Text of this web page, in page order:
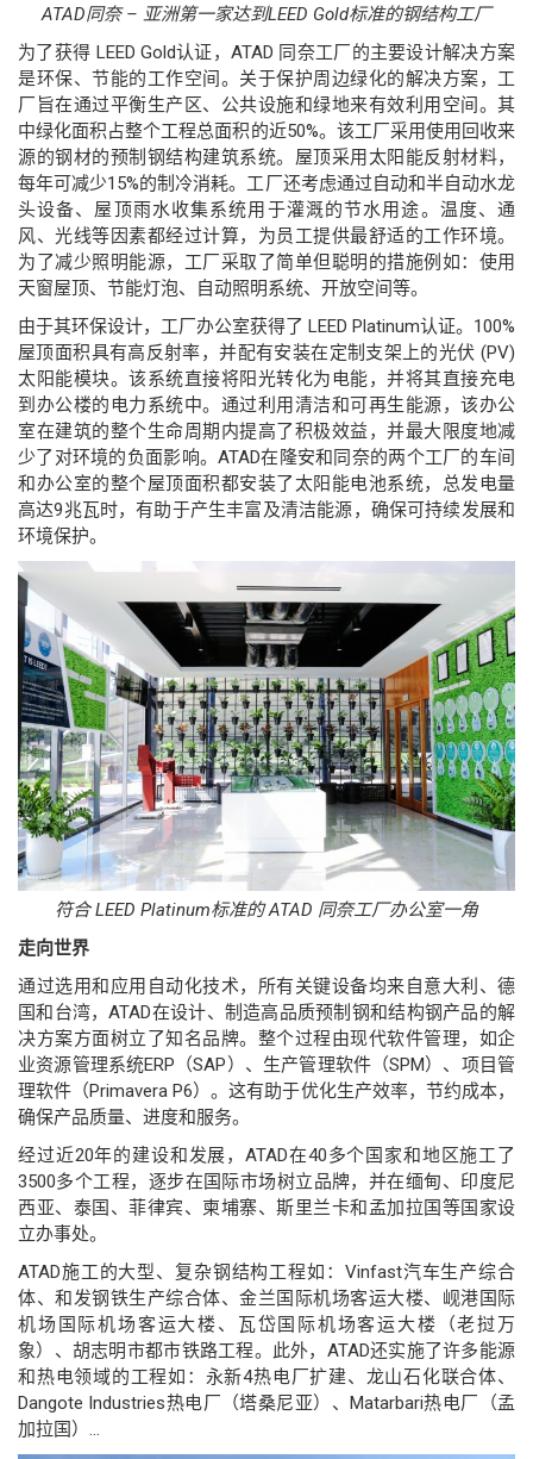
ATAD同奈 – 亚洲第一家达到LEED Gold标准的钢结构工厂
为了获得 LEED Gold认证，ATAD 同奈工厂的主要设计解决方案
是环保、节能的工作空间。关于保护周边绿化的解决方案，工
厂旨在通过平衡生产区、公共设施和绿地来有效利用空间。其
中绿化面积占整个工程总面积的近50%。该工厂采用使用回收来
源的钢材的预制钢结构建筑系统。屋顶采用太阳能反射材料，
每年可减少15%的制冷消耗。工厂还考虑通过自动和半自动水龙
头设备、屋顶雨水收集系统用于灌溉的节水用途。温度、通
风、光线等因素都经过计算，为员工提供最舒适的工作环境。
为了减少照明能源，工厂采取了简单但聪明的措施例如：使用
天窗屋顶、节能灯泡、自动照明系统、开放空间等。
由于其环保设计，工厂办公室获得了 LEED Platinum认证。100%
屋顶面积具有高反射率，并配有安装在定制支架上的光伏 (PV)
太阳能模块。该系统直接将阳光转化为电能，并将其直接充电
到办公楼的电力系统中。通过利用清洁和可再生能源，该办公
室在建筑的整个生命周期内提高了积极效益，并最大限度地减
少了对环境的负面影响。ATAD在隆安和同奈的两个工厂的车间
和办公室的整个屋顶面积都安装了太阳能电池系统，总发电量
高达9兆瓦时，有助于产生丰富及清洁能源，确保可持续发展和
环境保护。
符合LEED Platinum标准的ATAD 同奈工厂办公室一角
走向世界
通过选用和应用自动化技术，所有关键设备均来自意大利、德
国和台湾，ATAD在设计、制造高品质预制钢和结构钢产品的解
决方案方面树立了知名品牌。整个过程由现代软件管理，如企
业资源管理系统ERP（SAP）、生产管理软件（SPM）、项目管
理软件（Primavera P6）。这有助于优化生产效率，节约成本，
确保产品质量、进度和服务。
经过近20年的建设和发展，ATAD在40多个国家和地区施工了
3500多个工程，逐步在国际市场树立品牌，并在缅甸、印度尼
西亚、泰国、菲律宾、柬埔寨、斯里兰卡和孟加拉国等国家设
立办事处。
ATAD施工的大型、复杂钢结构工程如：Vinfast汽车生产综合
体、和发钢铁生产综合体、金兰国际机场客运大楼、岘港国际
机场国际机场客运大楼、瓦岱国际机场客运大楼（老挝万
象）、胡志明市都市铁路工程。此外，ATAD还实施了许多能源
和热电领域的工程如：永新4热电厂扩建、龙山石化联合体、
Dangote Industries热电厂（塔桑尼亚）、Matarbari热电厂（孟
加拉国）…